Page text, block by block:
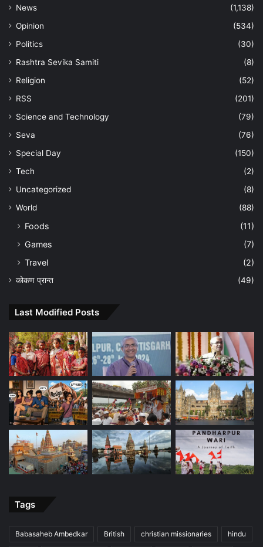
News
(1,138)
Opinion
(534)
Politics
(30)
Rashtra Sevika Samiti
(8)
Religion
(52)
RSS
(201)
Science and Technology
(79)
Seva
(76)
Special Day
(150)
Tech
(2)
Uncategorized
(8)
World
(88)
Foods
(11)
Games
(7)
Travel
(2)
कोकण प्रान्त (49)
Last Modified Posts
Tags
Babasaheb Ambedkar British christian missionaries hindu